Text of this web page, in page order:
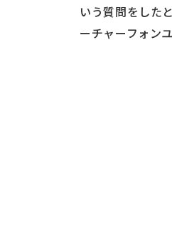
いう質問をした
ーチャーフォン